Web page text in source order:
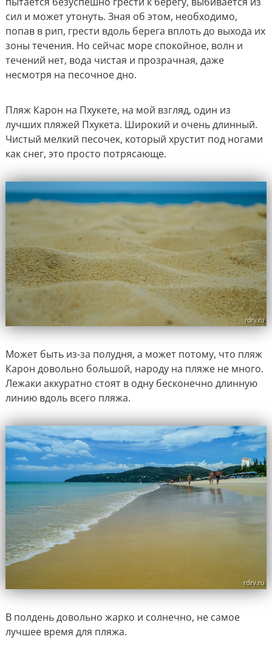
сил и может утонуть. Зная об этом, необходимо,
попав в рип, грести вдоль берега вплоть до выхода их
зоны течения. Но сейчас море спокойное, волн и
течений нет, вода чистая и прозрачная, даже
несмотря на песочное дно.
Пляж Карон на Пхукете, на мой взгляд, один из
лучших пляжей Пхукета. Широкий и очень длинный.
Чистый мелкий песочек, который хрустит под ногами
как снег, это просто потрясающе.
Может быть из-за полудня, а может потому, что пляж
Карон довольно большой, народу на пляже не много.
Лежаки аккуратно стоят в одну бесконечно длинную
линию вдоль всего пляжа.
В полдень довольно жарко и солнечно, не самое
лучшее время для пляжа.